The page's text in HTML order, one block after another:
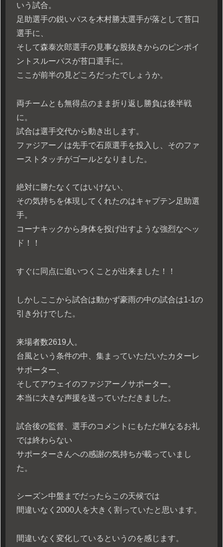
いう試合。
足助選手の鋭いパスを木村勝太選手が落として苔口
選手に、
そして森泰次郎選手の見事な股抜きからのピンポイ
ントスルーパスが苔口選手に。
ここが前半の見どころだったでしょうか。
両チームとも無得点のまま折り返し勝負は後半戦
に。
試合は選手交代から動き出します。
ファジアーノは先手で石原選手を投入し、そのファ
ーストタッチがゴールとなりました。
絶対に勝たなくてはいけない、
その気持ちを体現してくれたのはキャプテン足助選
手。
コーナキックから身体を投げ出すような強烈なヘッ
ド！！
すぐに同点に追いつくことが出来ました！！
しかしここから試合は動かず豪雨の中の試合は1-1の
引き分けでした。
来場者数2619人。
台風という条件の中、集まっていただいたカターレ
サポーター、
そしてアウェイのファジアーノサポーター。
本当に大きな声援を送っていただきました。
試合後の監督、選手のコメントにもただ単なるお礼
では終わらない
サポーターさんへの感謝の気持ちが載っていまし
た。
シーズン中盤までだったらこの天候では
間違いなく2000人を大きく割っていたと思います。
間違いなく変化しているというのを感じます。